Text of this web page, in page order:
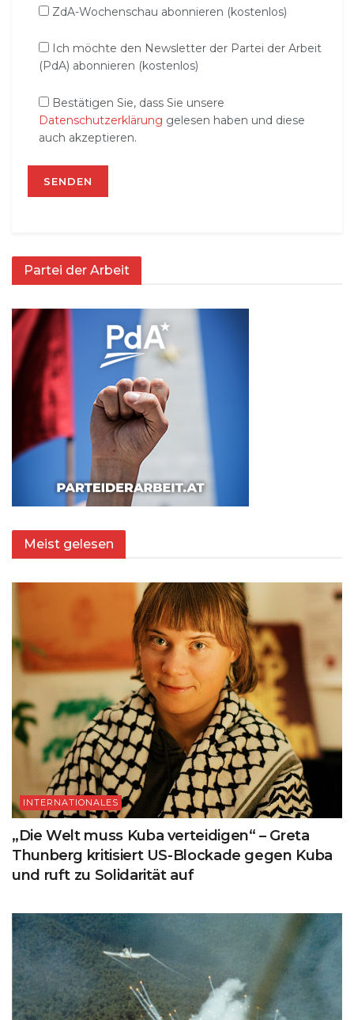
ZdA-Wochenschau abonnieren (kostenlos)
Ich möchte den Newsletter der Partei der Arbeit
(PdA) abonnieren (kostenlos)
Bestätigen Sie, dass Sie unsere
Datenschutzerklärung gelesen haben und diese
auch akzeptieren.
Partei der Arbeit
Meist gelesen
INTERNATIONALES
„Die Welt muss Kuba verteidigen“ – Greta
Thunberg kritisiert US-Blockade gegen Kuba
und ruft zu Solidarität auf